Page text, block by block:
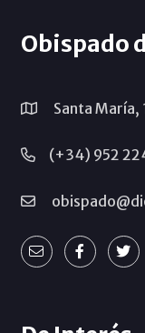
Obispado
Santa María,
(+34) 952